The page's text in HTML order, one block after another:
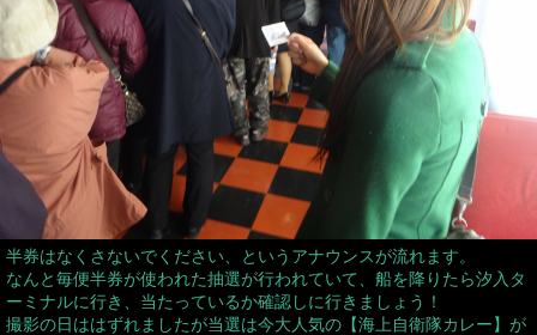
半券はなくさないでください、というアナウンスが流れます。
なんと毎便半券が使われた抽選が行われていて、船を降りたら汐入タ
ーミナルに行き、当たっているか確認しに行きましょう！
撮影の日ははずれましたが当選は今大人気の【海上自衛隊カレー】が